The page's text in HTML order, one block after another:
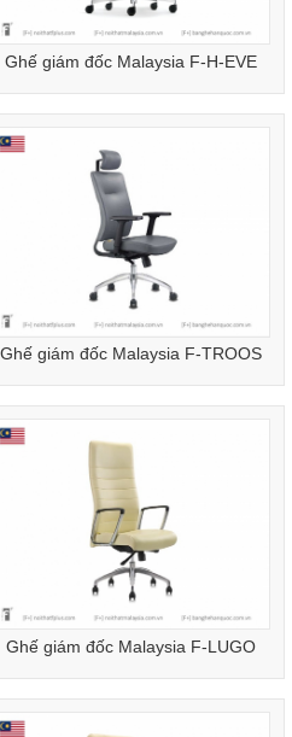
Ghế giám đốc Malaysia F-H-EVE
Ghế giám đốc Malaysia F-TROOS
Ghế giám đốc Malaysia F-LUGO